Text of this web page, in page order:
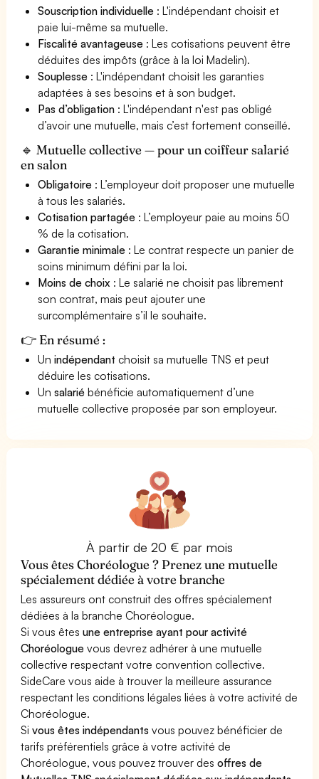
Souscription individuelle : L'indépendant choisit et
paie lui-même sa mutuelle.
Fiscalité avantageuse : Les cotisations peuvent être
déduites des impôts (grâce à la loi Madelin).
Souplesse : L'indépendant choisit les garanties
adaptées à ses besoins et à son budget.
Pas d’obligation : L'indépendant n'est pas obligé
d’avoir une mutuelle, mais c’est fortement conseillé.
🔹 Mutuelle collective — pour un coiffeur salarié
en salon
Obligatoire : L’employeur doit proposer une mutuelle
à tous les salariés.
Cotisation partagée : L’employeur paie au moins 50
% de la cotisation.
Garantie minimale : Le contrat respecte un panier de
soins minimum défini par la loi.
Moins de choix : Le salarié ne choisit pas librement
son contrat, mais peut ajouter une
surcomplémentaire s’il le souhaite.
👉 En résumé :
Unindépendant choisit sa mutuelle TNS et peut
déduire les cotisations.
Unsalarié bénéficie automatiquement d’une
mutuelle collective proposée par son employeur.
À partir de 20 € par mois
Vous êtes Choréologue ? Prenez une mutuelle
spécialement dédiée à votre branche
Les assureurs ont construit des offres spécialement
dédiées à la branche Choréologue.
Si vous êtesune entreprise ayant pour activité
Choréologue vous devrez adhérer à une mutuelle
collective respectant votre convention collective.
SideCare vous aide à trouver la meilleure assurance
respectant les conditions légales liées à votre activité de
Choréologue.
Sivous êtes indépendants vous pouvez bénéficier de
tarifs préférentiels grâce à votre activité de
Choréologue, vous pouvez trouver desoffres de